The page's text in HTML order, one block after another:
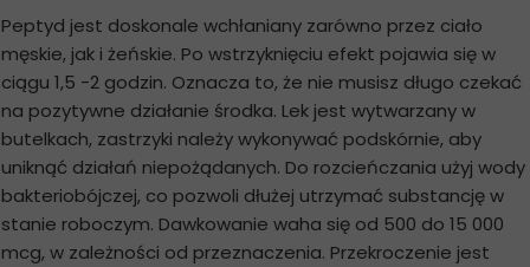
Peptyd jest doskonale wchłaniany zarówno przez ciało
męskie, jak i żeńskie. Po wstrzyknięciu efekt pojawia się w
ciągu 1,5 -2 godzin. Oznacza to, że nie musisz długo czekać
na pozytywne działanie środka. Lek jest wytwarzany w
butelkach, zastrzyki należy wykonywać podskórnie, aby
uniknąć działań niepożądanych. Do rozcieńczania użyj wody
bakteriobójczej, co pozwoli dłużej utrzymać substancję w
stanie roboczym. Dawkowanie waha się od 500 do 15 000
mcg, w zależności od przeznaczenia. Przekroczenie jest